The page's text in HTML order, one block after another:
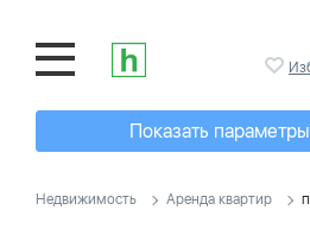
Показать
Недвижимость Аренда квартир